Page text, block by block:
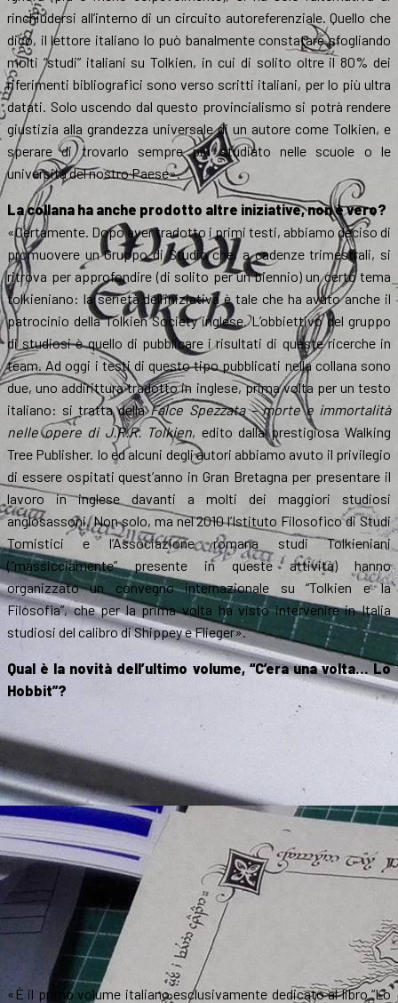
rinchiudersi all’interno di un circuito autoreferenziale. Quello che
dico, il lettore italiano lo può banalmente constatare sfogliando
molti “studi” italiani su Tolkien, in cui di solito oltre il 80% dei
riferimenti bibliografici sono verso scritti italiani, per lo più ultra
datati. Solo uscendo dal questo provincialismo si potrà rendere
giustizia alla grandezza universale di un autore come Tolkien, e
sperare di trovarlo sempre più studiato nelle scuole o le
università del nostro Paese».
La collana ha anche prodotto altre iniziative, non è vero?
«Certamente. Dopo aver tradotto i primi testi, abbiamo deciso di
promuovere un Gruppo di Studio che, a cadenze trimestrali, si
ritrova per approfondire (di solito per un biennio) un certo tema
tolkieniano: la serietà dell’iniziativa è tale che ha avuto anche il
patrocinio della Tolkien Society inglese. L’obbiettivo del gruppo
di studiosi è quello di pubblicare i risultati di queste ricerche in
team. Ad oggi i testi di questo tipo pubblicati nella collana sono
due, uno addirittura tradotto in inglese, prima volta per un testo
italiano: si tratta dellaFalce Spezzata – morte e immortalità
nelle opere di J.R.R. Tolkien, edito dalla prestigiosa Walking
Tree Publisher. Io ed alcuni degli autori abbiamo avuto il privilegio
di essere ospitati quest’anno in Gran Bretagna per presentare il
lavoro in inglese davanti a molti dei maggiori studiosi
anglosassoni. Non solo, ma nel 2010 l’Istituto Filosofico di Studi
Tomistici e l’Associazione romana studi Tolkieniani
(“massicciamente” presente in queste attività) hanno
organizzato un convegno internazionale su “Tolkien e la
Filosofia”, che per la prima volta ha visto intervenire in Italia
studiosi del calibro di Shippey e Flieger».
Qual è la novità dell’ultimo volume, “C’era una volta… Lo
Hobbit”?
«È il primo volume italiano esclusivamente dedicato al libro “Lo